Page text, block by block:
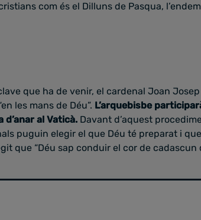
com és el Dilluns de Pasqua,
que ha de venir, el cardenal Joan
les mans de Déu”. L’arquebisbe
d’anar al Vaticà. Davant d’aquest
puguin elegir el que Déu té preparat i
que “Déu sap conduir el cor de cadascun